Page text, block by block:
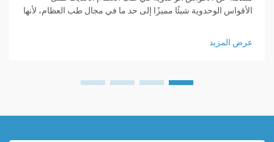
الأقواس الوحدوية شيئًا مميزًا إلى حد ما في مجال طب العظام، لأنها
بالفعل. ما يميز هذه الأقواس هو ...
عرض المزيد